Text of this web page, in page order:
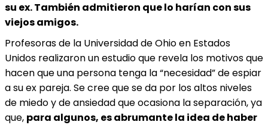
su ex. También admitieron que lo harían con sus
viejos amigos.
Profesoras de la Universidad de Ohio en Estados
Unidos realizaron un estudio que revela los motivos que
hacen que una persona tenga la “necesidad” de espiar
a su ex pareja. Se cree que se da por los altos niveles
de miedo y de ansiedad que ocasiona la separación, ya
que, para algunos, es abrumante la idea de haber